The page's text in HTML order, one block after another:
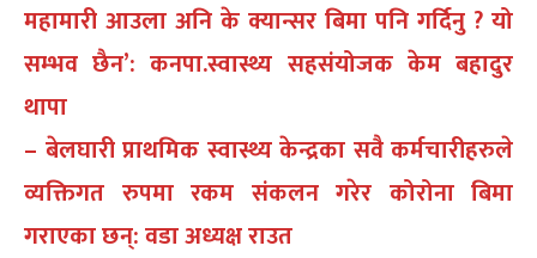
महामारी आउला अनि के क्यान्सर बिमा पनि गर्दिनु ? यो
सम्भव छैन’: कनपा.स्वास्थ्य सहसंयोजक केम बहादुर
थापा
– बेलघारी प्राथमिक स्वास्थ्य केन्द्रका सवै कर्मचारीहरुले
व्यक्तिगत रुपमा रकम संकलन गरेर कोरोना बिमा
गराएका छन्: वडा अध्यक्ष राउत